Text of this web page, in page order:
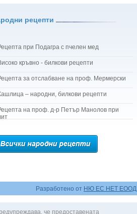
рецепти
при Подагра с пчелен мед
кръвно - билкови рецепти
за отслабване на проф. Мермерски
– народни, билкови рецепти
на проф. д-р Петър Манолов при
Разработено от НЮ ЕС НЕТ ЕООД
че предоставената